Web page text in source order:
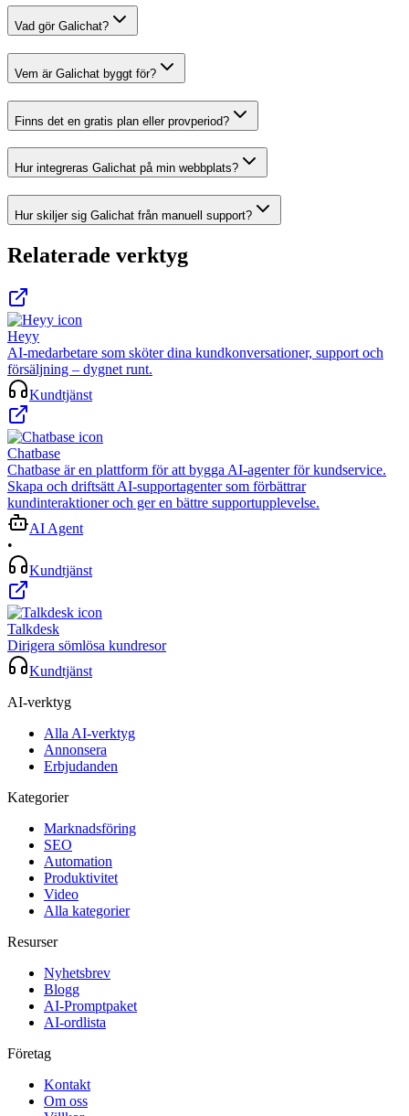
Vad gör Galichat?
Vem är Galichat byggt för?
Finns det en gratis plan eller provperiod?
Hur integreras Galichat på min webbplats?
Hur skiljer sig Galichat från manuell support?
Relaterade verktyg
Heyy
AI-medarbetare som sköter dina kundkonversationer, support och
försäljning – dygnet runt.
Kundtjänst
Chatbase
Chatbase är en plattform för att bygga AI-agenter för kundservice.
Skapa och driftsätt AI-supportagenter som förbättrar
kundinteraktioner och ger en bättre supportupplevelse.
AI Agent
•
Kundtjänst
Talkdesk
Dirigera sömlösa kundresor
Kundtjänst
AI-verktyg
Alla AI-verktyg
Annonsera
Erbjudanden
Kategorier
Marknadsföring
SEO
Automation
Produktivitet
Video
Alla kategorier
Resurser
Nyhetsbrev
Blogg
AI-Promptpaket
AI-ordlista
Företag
Kontakt
Om oss